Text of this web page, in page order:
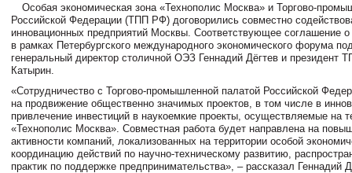
Особая экономическая зона «Технополис Москва» и Торгово-
Российской Федерации (ТПП РФ) договорились совместно
инновационных предприятий Москвы. Соответствующее соглашение о
в рамках Петербургского международного экономического форума
генеральный директор столичной ОЭЗ Геннадий Дёгтев и президент
Катырин
«Сотрудничество с Торгово-промышленной палатой Российской
на продвижение общественно значимых проектов, в том числе в
привлечение инвестиций в наукоемкие проекты, осуществляемые на
«Технополис Москва». Совместная работа будет направлена на
активности компаний, локализованных на территории особой
координацию действий по научно-техническому развитию,
практик по поддержке предпринимательства», – рассказал Геннадий